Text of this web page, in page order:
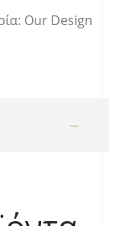
Our Design